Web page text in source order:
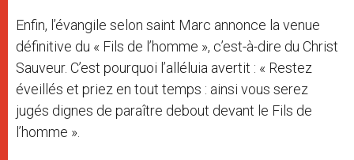
Enfin, l’évangile selon saint Marc annonce la venue
définitive du « Fils de l’homme », c’est-à-dire du Christ
Sauveur. C’est pourquoi l’alléluia avertit : « Restez
éveillés et priez en tout temps : ainsi vous serez
jugés dignes de paraître debout devant le Fils de
l’homme ».